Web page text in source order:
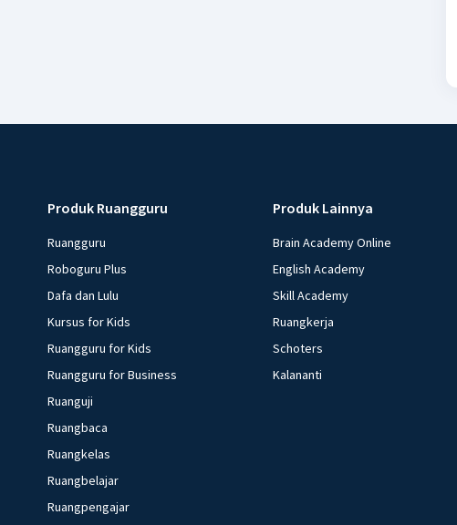
Produk Ruangguru
Ruangguru
Roboguru Plus
Dafa dan Lulu
Kursus for Kids
Ruangguru for Kids
Ruangguru for Business
Ruanguji
Ruangbaca
Ruangkelas
Ruangbelajar
Ruangpengajar
Produk Lainnya
Brain Academy Online
English Academy
Skill Academy
Ruangkerja
Schoters
Kalananti